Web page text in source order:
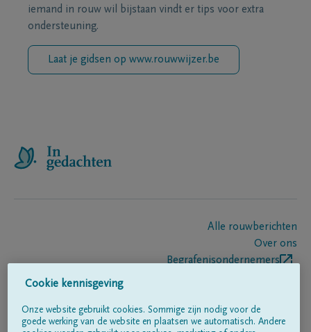
iemand in rouw wil bijstaan vindt er tips voor extra
ondersteuning.
Laat je gidsen op www.rouwwijzer.be
Alle rouwberichten
Over ons
Begrafenisondernemers
Volg ons op
Cookie kennisgeving
Onze website gebruikt cookies. Sommige zijn nodig voor de
goede werking van de website en plaatsen we automatisch. Andere